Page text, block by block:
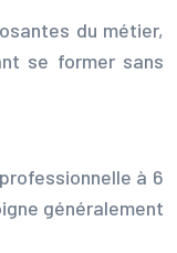
du métier,
se former sans
à 6
généralement